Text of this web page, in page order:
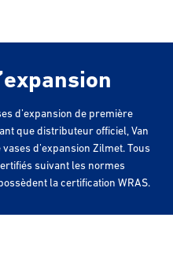
d’expansion de première
que distributeur officiel, Van
d’expansion Zilmet. Tous
suivant les normes
la certification WRAS.